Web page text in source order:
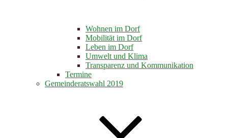
Wohnen im Dorf
Mobilität im Dorf
Leben im Dorf
Umwelt und Klima
Transparenz und Kommunikation
Termine
Gemeinderatswahl 2019